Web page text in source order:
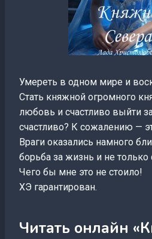
Умереть в одном мире и
Стать княжной огромного
любовь и счастливо выйти
счастливо? К сожалению —
Враги оказались намного
борьба за жизнь и не
Чего бы мне это не стоило!
ХЭ гарантирован.
Читать онлайн